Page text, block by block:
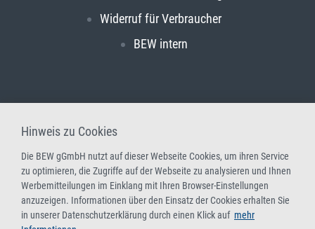
Widerruf für Verbraucher
BEW intern
Hinweis zu Cookies
Die BEW gGmbH nutzt auf dieser Webseite Cookies, um ihren Service
zu optimieren, die Zugriffe auf der Webseite zu analysieren und Ihnen
Werbemitteilungen im Einklang mit Ihren Browser-Einstellungen
anzuzeigen. Informationen über den Einsatz der Cookies erhalten Sie
in unserer Datenschutzerklärung durch einen Klick auf mehr